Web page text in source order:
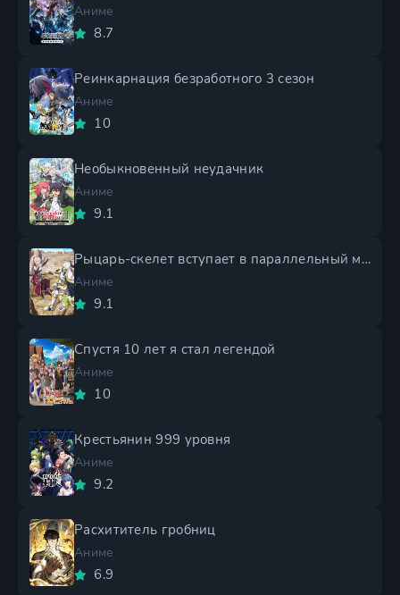
Аниме
8.7
Реинкарнация безработного 3 сезон
Аниме
10
Необыкновенный неудачник
Аниме
9.1
Рыцарь-скелет вступает в параллельный мир 2 сезон
Аниме
9.1
Спустя 10 лет я стал легендой
Аниме
10
Крестьянин 999 уровня
Аниме
9.2
Расхититель гробниц
Аниме
6.9